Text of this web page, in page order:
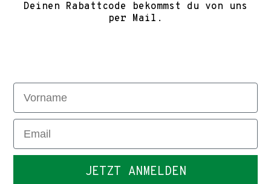
Deinen Rabattcode bekommst du von uns
per Mail.
Vorname
Email
JETZT ANMELDEN